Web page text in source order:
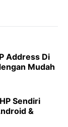
Address Di
Mudah
Sendiri
&